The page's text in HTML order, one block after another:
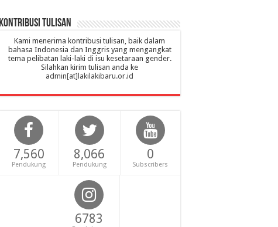
Kontribusi Tulisan
Kami menerima kontribusi tulisan, baik dalam
bahasa Indonesia dan Inggris yang mengangkat
tema pelibatan laki-laki di isu kesetaraan gender.
Silahkan kirim tulisan anda ke
admin[at]lakilakibaru.or.id
7,560
Pendukung
8,066
Pendukung
0
Subscribers
6783